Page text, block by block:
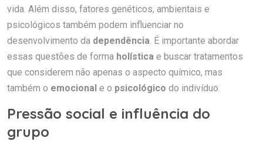
vida. Além disso, fatores genéticos, ambientais e
psicológicos também podem influenciar no
desenvolvimento da dependência. É importante abordar
essas questões de forma holística e buscar tratamentos
que considerem não apenas o aspecto químico, mas
também o emocional e o psicológico do indivíduo.
Pressão social e influência do
grupo